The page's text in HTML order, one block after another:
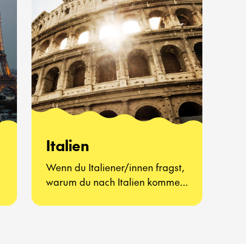
Italien
Wenn du Italiener/innen fragst,
warum du nach Italien kommen